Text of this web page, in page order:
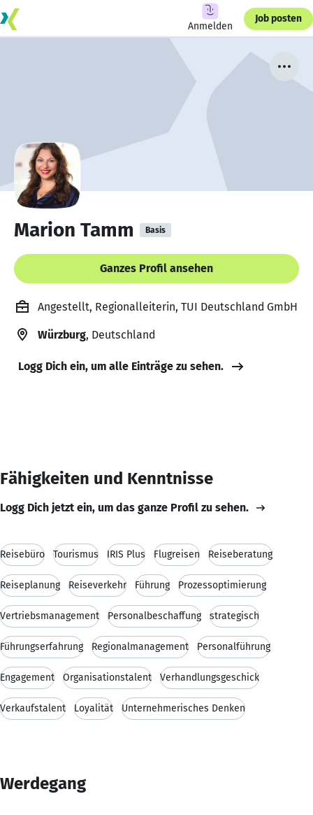
Anmelden
Job posten
Marion Tamm Basis
Ganzes Profil ansehen
Angestellt, Regionalleiterin, TUI Deutschland GmbH
Würzburg, Deutschland
Logg Dich ein, um alle Einträge zu sehen.
Fähigkeiten und Kenntnisse
Logg Dich jetzt ein, um das ganze Profil zu sehen.
Reisebüro Tourismus IRIS Plus Flugreisen Reiseberatung
Reiseplanung Reiseverkehr Führung Prozessoptimierung
Vertriebsmanagement Personalbeschaffung strategisch
Führungserfahrung Regionalmanagement Personalführung
Engagement Organisationstalent Verhandlungsgeschick
Verkaufstalent Loyalität Unternehmerisches Denken
Werdegang